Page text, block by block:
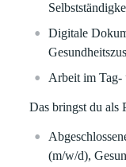
Digitale
Arbeit im Tag-
Das bringst du als
(m/w/d),